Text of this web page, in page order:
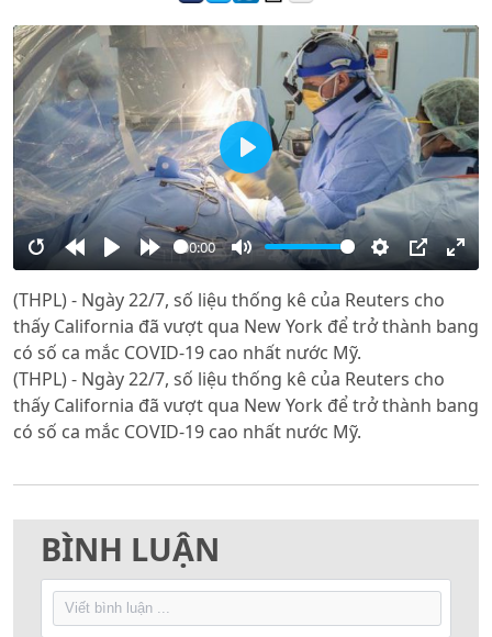
RestartRewind
10s
PlayForward
10s
00:00
Mute Settings
PIP
Play
(THPL) - Ngày 22/7, số liệu thống kê của Reuters cho
thấy California đã vượt qua New York để trở thành bang
có số ca mắc COVID-19 cao nhất nước Mỹ.
(THPL) - Ngày 22/7, số liệu thống kê của Reuters cho
thấy California đã vượt qua New York để trở thành bang
có số ca mắc COVID-19 cao nhất nước Mỹ.
BÌNH LUẬN